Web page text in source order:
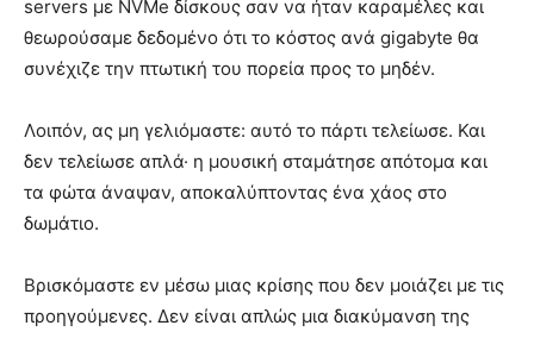
servers με NVMe δίσκους σαν να ήταν καραμέλες και
θεωρούσαμε δεδομένο ότι το κόστος ανά gigabyte θα
συνέχιζε την πτωτική του πορεία προς το μηδέν.
Λοιπόν, ας μη γελιόμαστε: αυτό το πάρτι τελείωσε. Και
δεν τελείωσε απλά· η μουσική σταμάτησε απότομα και
τα φώτα άναψαν, αποκαλύπτοντας ένα χάος στο
δωμάτιο.
Βρισκόμαστε εν μέσω μιας κρίσης που δεν μοιάζει με τις
προηγούμενες. Δεν είναι απλώς μια διακύμανση της